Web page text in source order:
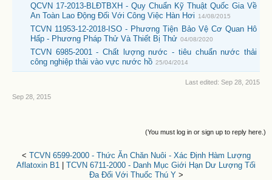
QCVN 17-2013-BLĐTBXH - Quy Chuẩn Kỹ Thuật Quốc Gia Về
An Toàn Lao Động Đối Với Công Việc Hàn Hơi
14/08/2015
TCVN 11953-12-2018-ISO - Phương Tiện Bảo Vệ Cơ Quan Hô
Hấp - Phương Pháp Thử Và Thiết Bị Thử 04/08/2020
TCVN 6985-2001 - Chất lượng nước - tiêu chuẩn nước thải
công nghiệp thải vào vực nước hồ 25/04/2014
Last edited: Sep 28, 2015
Sep 28, 2015
(You must log in or sign up to reply here.)
< TCVN 6599-2000 - Thức Ăn Chăn Nuôi - Xác Định Hàm Lượng
Aflatoxin B1
TCVN 6711-2000 - Danh Mục Giới Hạn Dư Lượng Tối
Đa Đối Với Thuốc Thú Y>